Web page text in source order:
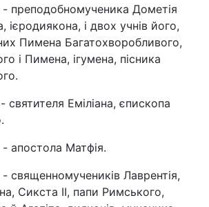
преподобномученика Дометія
ієродиякона, і двох учнів його,
Пимена Багатохворобливого,
і Пимена, ігумена, пісника
святителя Еміліана, єпископа
апостола Матфія.
священномучеників Лаврентія,
Сикста II, папи Римського,